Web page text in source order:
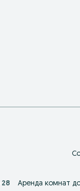
28 Аренда комнат